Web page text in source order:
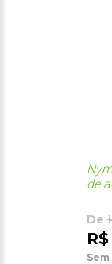
de
De